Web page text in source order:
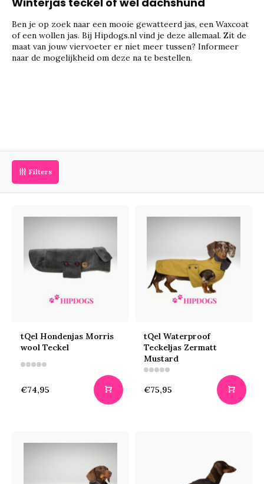
Ben je op zoek naar een mooie gewatteerd jas, een Waxcoat
of een wollen jas. Bij Hipdogs.nl vind je deze allemaal. Zit de
maat van jouw viervoeter er niet meer tussen? Informeer
naar de mogelijkheid om deze na te bestellen.
Filters
tQel Hondenjas Morris
wool Teckel
€74,95
tQel Waterproof
Teckeljas Zermatt
Mustard
€75,95